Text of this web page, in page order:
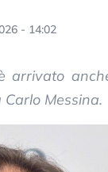
- 14:02
Messina.